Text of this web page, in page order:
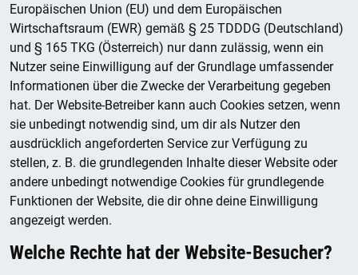
Europäischen Union (EU) und dem Europäischen
Wirtschaftsraum (EWR) gemäß § 25 TDDDG (Deutschland)
und § 165 TKG (Österreich) nur dann zulässig, wenn ein
Nutzer seine Einwilligung auf der Grundlage umfassender
Informationen über die Zwecke der Verarbeitung gegeben
hat. Der Website-Betreiber kann auch Cookies setzen, wenn
sie unbedingt notwendig sind, um dir als Nutzer den
ausdrücklich angeforderten Service zur Verfügung zu
stellen, z. B. die grundlegenden Inhalte dieser Website oder
andere unbedingt notwendige Cookies für grundlegende
Funktionen der Website, die dir ohne deine Einwilligung
angezeigt werden.
Welche Rechte hat der Website-Besucher?